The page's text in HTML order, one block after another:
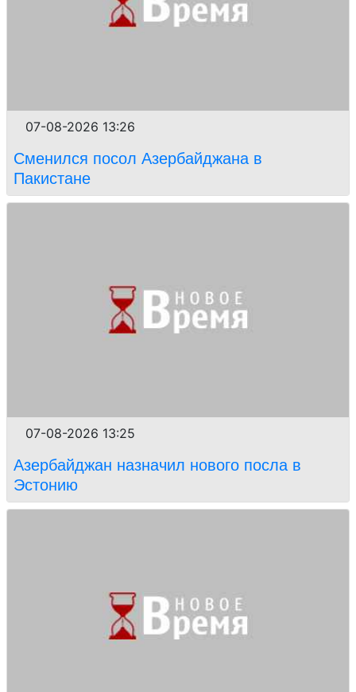
07-08-2026 13:26
Сменился посол Азербайджана в
Пакистане
07-08-2026 13:25
Азербайджан назначил нового посла в
Эстонию